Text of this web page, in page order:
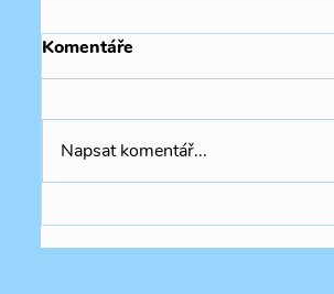
Komentáře
Napsat komentář...